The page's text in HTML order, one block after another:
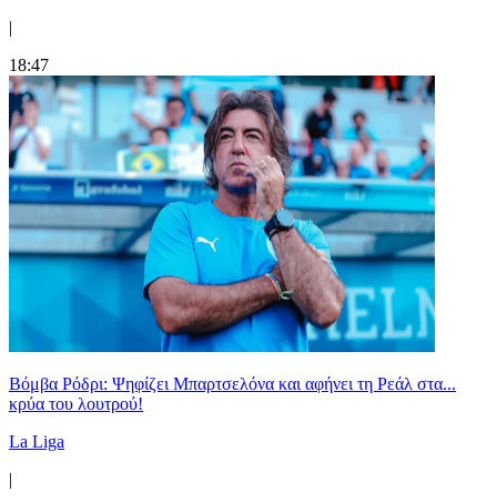
|
18:47
Βόμβα Ρόδρι: Ψηφίζει Μπαρτσελόνα και αφήνει τη Ρεάλ στα...
κρύα του λουτρού!
La Liga
|